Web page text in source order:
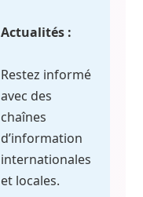
Actualités :
Restez informé
avec des
chaînes
d’information
internationales
et locales.